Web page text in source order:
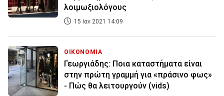
λοιμωξιολόγους
15 Ιαν 2021 14:09
ΟΙΚΟΝΟΜΙΑ
Γεωργιάδης: Ποια καταστήματα είναι
στην πρώτη γραμμή για «πράσινο φως»
- Πώς θα λειτουργούν (vids)